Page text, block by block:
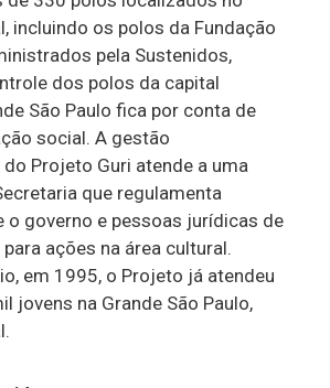
incluindo os polos da Fundação
pela Sustenidos,
dos polos da capital
São Paulo fica por conta de
social. A gestão
Projeto Guri atende a uma
que regulamenta
o governo e pessoas jurídicas de
ações na área cultural.
em 1995, o Projeto já atendeu
jovens na Grande São Paulo,